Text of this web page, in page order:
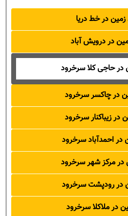
در خط دریا
در درویش آباد
در حاجی کلا سرخرود
در چاکسر سرخرود
در زیباکنار سرخرود
در احمدآباد سرخرود
در مرکز شهر سرخرود
در رودپشت سرخرود
در ملاکلا سرخرود